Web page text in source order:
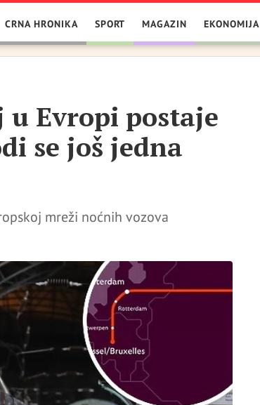
CRNA HRONIKA SPORT MAGAZIN EKONOMIJA
Evropi postaje
se još jedna
mreži noćnih vozova